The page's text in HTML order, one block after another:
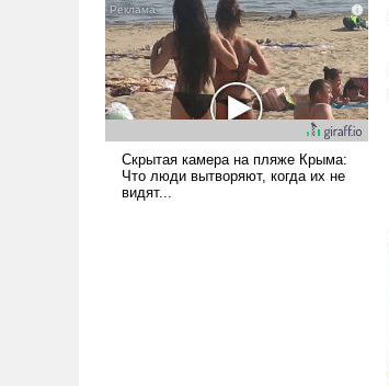
что оно уже несет негативные
коннотации.